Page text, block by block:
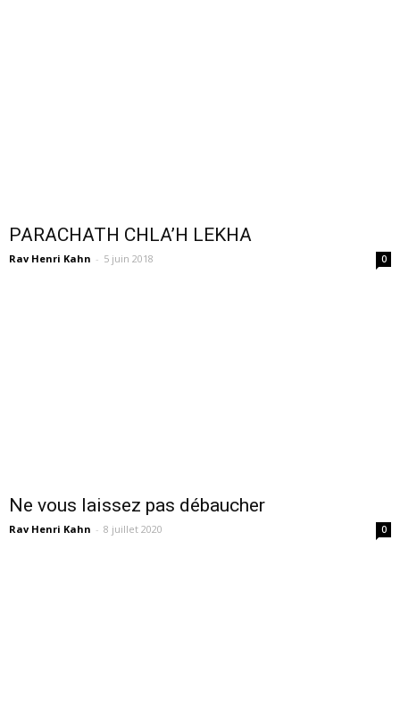
PARACHATH CHLA’H LEKHA
Rav Henri Kahn - 5 juin 2018 0
Ne vous laissez pas débaucher
Rav Henri Kahn - 8 juillet 2020 0